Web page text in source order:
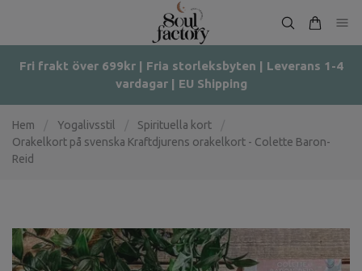
Fri frakt över 699kr | Fria storleksbyten | Leverans 1-4
vardagar | EU Shipping
Hem Yogalivsstil Spirituella kort
Orakelkort på svenska Kraftdjurens orakelkort - Colette Baron-
Reid